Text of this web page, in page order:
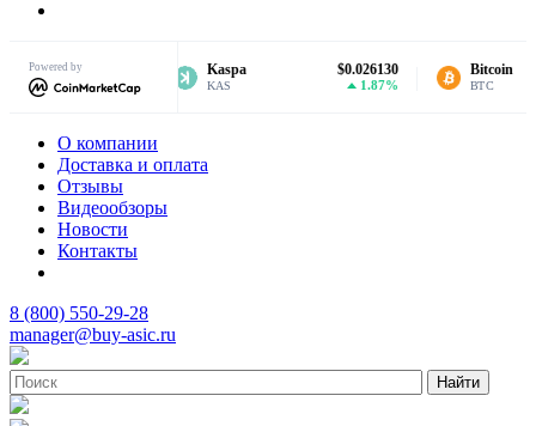
Powered by$31.01
1.32%
Kaspa $0.026130
KAS 1.87%
Bitcoin
BTC
О компании
Доставка и оплата
Отзывы
Видеообзоры
Новости
Контакты
8 (800) 550-29-28
manager@buy-asic.ru
Найти